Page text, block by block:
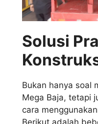
Solusi
Bukan hanya soal
Mega Baja, tetapi
cara